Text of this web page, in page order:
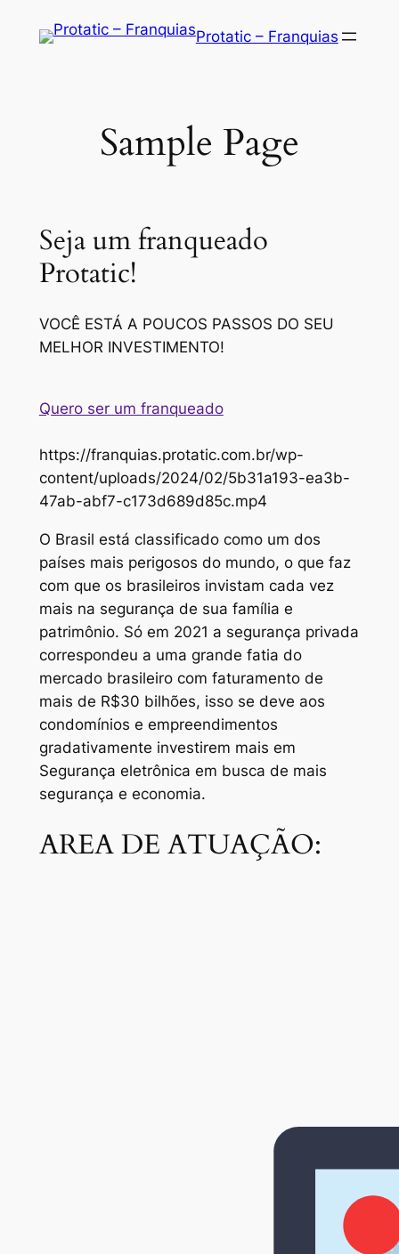
Protatic – Franquias
Sample Page
Seja um franqueado
Protatic!
VOCÊ ESTÁ A POUCOS PASSOS DO SEU
MELHOR INVESTIMENTO!
Quero ser um franqueado
https://franquias.protatic.com.br/wp-
content/uploads/2024/02/5b31a193-ea3b-
47ab-abf7-c173d689d85c.mp4
O Brasil está classificado como um dos
países mais perigosos do mundo, o que faz
com que os brasileiros invistam cada vez
mais na segurança de sua família e
patrimônio. Só em 2021 a segurança privada
correspondeu a uma grande fatia do
mercado brasileiro com faturamento de
mais de R$30 bilhões, isso se deve aos
condomínios e empreendimentos
gradativamente investirem mais em
Segurança eletrônica em busca de mais
segurança e economia.
AREA DE ATUAÇÃO: